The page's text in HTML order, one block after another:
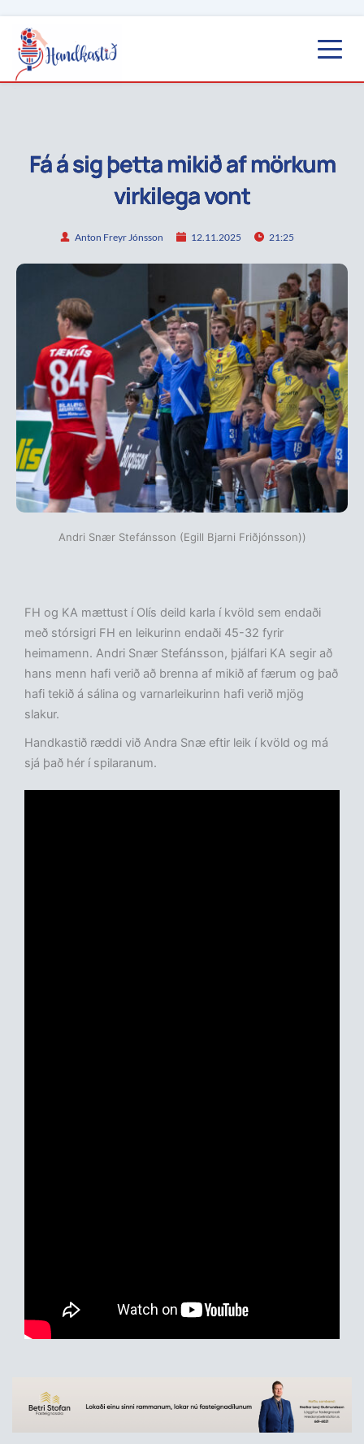
Fá á sig þetta mikið af mörkum
virkilega vont
Anton Freyr Jónsson 12.11.2025 21:25
Andri Snær Stefánsson (Egill Bjarni Friðjónsson))
FH og KA mættust í Olís deild karla í kvöld sem endaði
með stórsigri FH en leikurinn endaði 45-32 fyrir
heimamenn. Andri Snær Stefánsson, þjálfari KA segir að
hans menn hafi verið að brenna af mikið af færum og það
hafi tekið á sálina og varnarleikurinn hafi verið mjög
slakur.
Handkastið ræddi við Andra Snæ eftir leik í kvöld og má
sjá það hér í spilaranum.